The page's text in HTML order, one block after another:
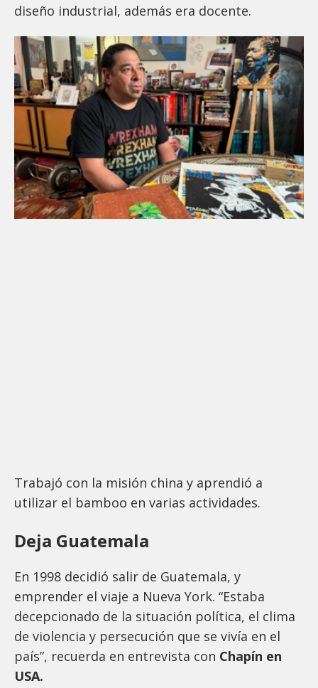
diseño industrial, además era docente.
Trabajó con la misión china y aprendió a
utilizar el bamboo en varias actividades.
Deja Guatemala
En 1998 decidió salir de Guatemala, y
emprender el viaje a Nueva York. “Estaba
decepcionado de la situación política, el clima
de violencia y persecución que se vivía en el
país”, recuerda en entrevista con Chapín en
USA.